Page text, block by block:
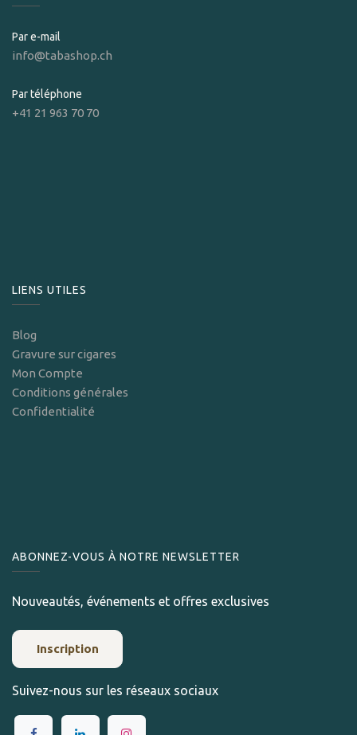
Par e-mail
info@tabashop.ch
Par téléphone
+41 21 963 70 70
LIENS UTILES
Blog
Gravure sur cigares
Mon Compte
Conditions générales
Confidentialité
ABONNEZ-VOUS À NOTRE NEWSLETTER
Nouveautés, événements et offres exclusives
Inscription
Suivez-nous sur les réseaux sociaux